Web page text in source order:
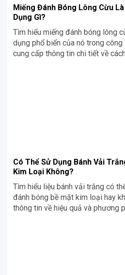
Miếng Đánh Bóng Lông Cừu
Dụng Gì?
Tìm hiểu miếng đánh bóng lông
dụng phổ biến của nó trong
cung cấp thông tin chi tiết về
Có Thể Sử Dụng Bánh Vải
Kim Loại Không?
Tìm hiểu liệu bánh vải trắng có
đánh bóng bề mặt kim loại hay
thông tin về hiệu quả và phương